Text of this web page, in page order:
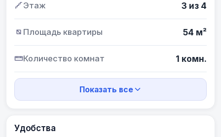
Этаж 3 из 4
Площадь квартиры 54 м²
Количество комнат 1 комн.
Показать все
Удобства